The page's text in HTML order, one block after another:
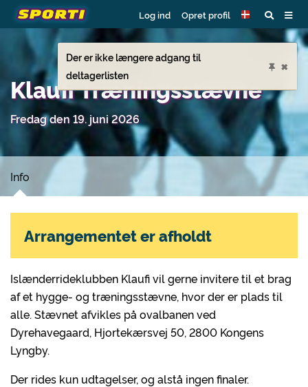
Log ind Opret profil
Klaufi Træningsstævne
Fredag den 19. juni 2026
Info
Islænderrideklubben Klaufi vil gerne invitere til et brag
af et hygge- og træningsstævne, hvor der er plads til
alle. Stævnet afvikles på ovalbanen ved
Dyrehavegaard, Hjortekærsvej 50, 2800 Kongens
Lyngby.
Der rides kun udtagelser, og alstå ingen finaler.
Arrangementet er afholdt
Der er ikke længere adgang til
deltagerlisten
×